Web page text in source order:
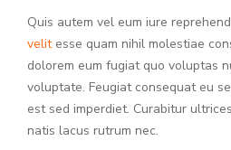
Quis autem vel eum iure
velitesse quam nihil molestiae
dolorem eum fugiat quo voluptas
voluptate. Feugiat consequat eu
est sed imperdiet. Curabitur
natis lacus rutrum nec.